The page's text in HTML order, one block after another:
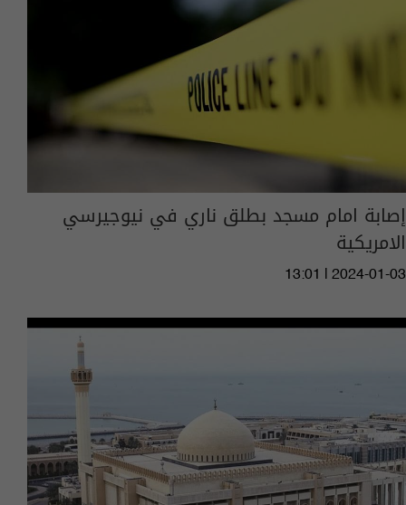
إصابة امام مسجد بطلق ناري في نيوجيرسي
الامريكية
13:01 | 2024-01-03